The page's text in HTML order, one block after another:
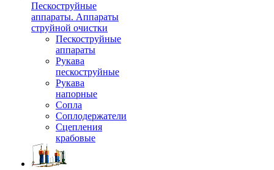
Пескоструйные
аппараты. Аппараты
струйной очистки
Пескоструйные
аппараты
Рукава
пескоструйные
Рукава
напорные
Сопла
Соплодержатели
Сцепления
крабовые